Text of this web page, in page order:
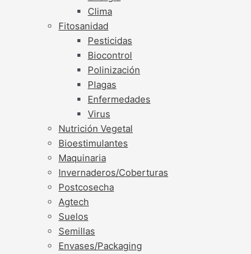
Clima
Fitosanidad
Pesticidas
Biocontrol
Polinización
Plagas
Enfermedades
Virus
Nutrición Vegetal
Bioestimulantes
Maquinaria
Invernaderos/Coberturas
Postcosecha
Agtech
Suelos
Semillas
Envases/Packaging